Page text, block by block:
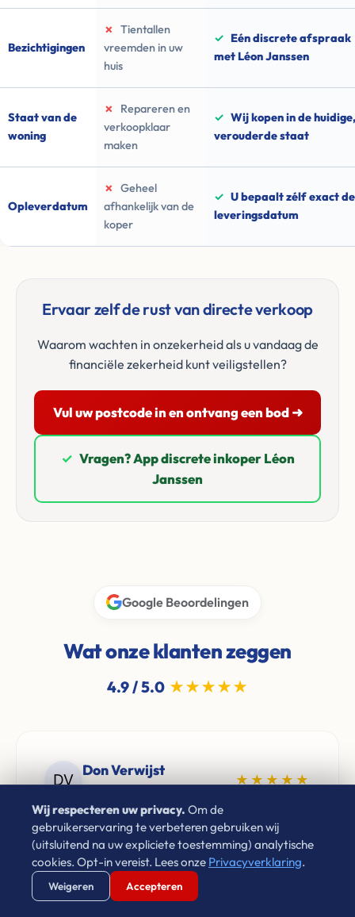
Bezichtigingen
✗
Tientallen
vreemden in uw
huis
✓ Eén discrete afspraak
met Léon Janssen
Staat van de
woning
✗
Repareren en
verkoopklaar
maken
✓ Wij kopen in de huidige,
verouderde staat
Opleverdatum
✗
Geheel
afhankelijk van de
koper
✓ U bepaalt zélf exact de
leveringsdatum
Ervaar zelf de rust van directe verkoop
Waarom wachten in onzekerheid als u vandaag de
financiële zekerheid kunt veiligstellen?
Vul uw postcode in en ontvang een bod ➜
✓ Vragen? App discrete inkoper Léon
Janssen
Google Beoordelingen
Wat onze klanten zeggen
4.9 / 5.0 ★★★★★
Don Verwijst
★★★★★
"Zeer goede ervaringen met Leon van Leco
Vastgoed. Als je een betrouwbaar bedrijf zoekt
voor de aankoop van je woning neem gerust
contact op. Aan te raden!"
Wij respecteren uw privacy. Om de
gebruikerservaring te verbeteren gebruiken wij
(uitsluitend na uw expliciete toestemming) analytische
cookies. Opt-in vereist. Lees onze Privacyverklaring.
Weigeren Accepteren
Verstuur WhatsApp